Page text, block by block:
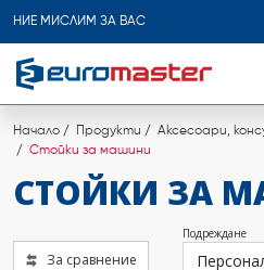
НИЕ МИСЛИМ ЗА ВАС
Начало Продукти
Аксесоари,
Стойки за машини
СТОЙКИ ЗА
За сравнение
Подреждане